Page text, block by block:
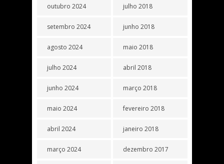
outubro 2024
setembro 2024
agosto 2024
julho 2024
junho 2024
maio 2024
abril 2024
março 2024
julho 2018
junho 2018
maio 2018
abril 2018
março 2018
fevereiro 2018
janeiro 2018
dezembro 2017